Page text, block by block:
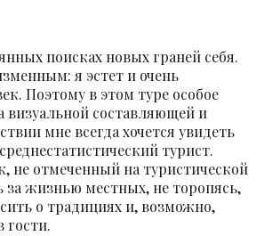
поисках новых граней себя.
я эстет и очень
Поэтому в этом туре особое
визуальной составляющей и
мне всегда хочется увидеть
турист.
не отмеченный на туристической
за жизнью местных, не торопясь,
о традициях и, возможно,
гости.